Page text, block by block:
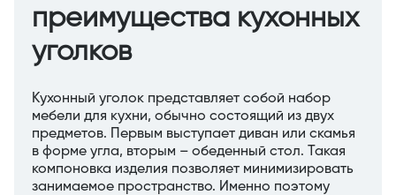
преимущества кухонных
уголков
Кухонный уголок представляет собой набор
мебели для кухни, обычно состоящий из двух
предметов. Первым выступает диван или скамья
в форме угла, вторым – обеденный стол. Такая
компоновка изделия позволяет минимизировать
занимаемое пространство. Именно поэтому